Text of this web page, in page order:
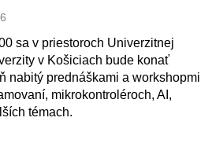
sa v priestoroch Univerzitnej
v Košiciach bude konať
nabitý prednáškami a workshopmi
mikrokontroléroch, AI,
témach.